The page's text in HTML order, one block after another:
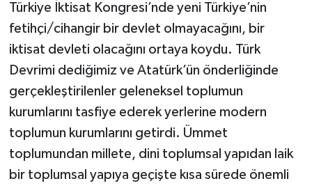
Türkiye İktisat Kongresi’nde yeni Türkiye’nin
fetihçi/cihangir bir devlet olmayacağını, bir
iktisat devleti olacağını ortaya koydu. Türk
Devrimi dediğimiz ve Atatürk’ün önderliğinde
gerçekleştirilenler geleneksel toplumun
kurumlarını tasfiye ederek yerlerine modern
toplumun kurumlarını getirdi. Ümmet
toplumundan millete, dini toplumsal yapıdan laik
bir toplumsal yapıya geçişte kısa sürede önemli